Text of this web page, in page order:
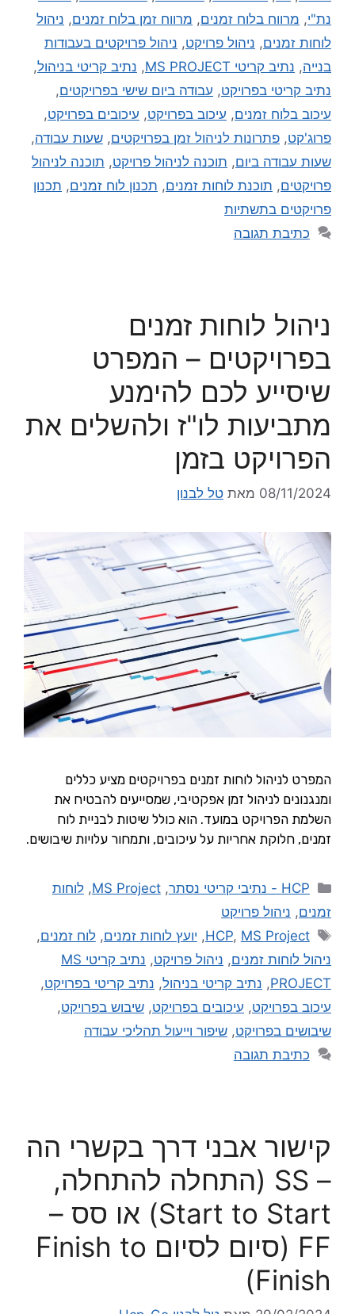
נת"י, מרווח בלוח זמנים, מרווח זמן בלוח זמנים, ניהול
לוחות זמנים, ניהול פרויקט, ניהול פרויקטים בעבודות
בנייה, נתיב קריטי MS PROJECT , נתיב קריטי בניהול,
נתיב קריטי בפרויקט, עבודה ביום שישי בפרויקטים,
עיכוב בלוח זמנים, עיכוב בפרויקט, עיכובים בפרויקט,
פרוג'קט, פתרונות לניהול זמן בפרויקטים, שעות עבודה,
שעות עבודה ביום, תוכנה לניהול פרויקט, תוכנה לניהול
פרויקטים, תוכנת לוחות זמנים, תכנון לוח זמנים, תכנון
פרויקטים בתשתיות
כתיבת תגובה
ניהול לוחות זמנים
בפרויקטים – המפרט
שיסייע לכם להימנע
מתביעות לו"ז ולהשלים את
הפרויקט בזמן
08/11/2024 מאת טל לבנון
המפרט לניהול לוחות זמנים בפרויקטים מציע כללים
ומנגנונים לניהול זמן אפקטיבי, שמסייעים להבטיח את
השלמת הפרויקט במועד. הוא כולל שיטות לבניית לוח
זמנים, חלוקת אחריות על עיכובים, ותמחור עלויות שיבושים.
HCP - נתיבי קריטי נסתר ,
MS Project
,לוחות
זמנים, ניהול פרויקט
HCP, MS Project
, יועץ לוחות זמנים,לוח זמנים,
ניהול לוחות זמנים, ניהול פרויקט,
נתיב קריטי MS
PROJECT
, נתיב קריטי בניהול, נתיב קריטי בפרויקט,
עיכוב בפרויקט, עיכובים בפרויקט, שיבוש בפרויקט,
שיבושים בפרויקט, שיפור וייעול תהליכי עבודה
כתיבת תגובה
קישור אבני דרך בקשרי הה
– SS (התחלה להתחלה,
Start to Start) או סס –
FF (סיום לסיום Finish to
Finish)